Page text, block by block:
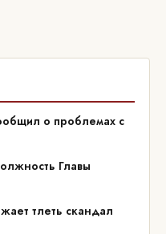
о проблемах с
Главы
тлеть скандал